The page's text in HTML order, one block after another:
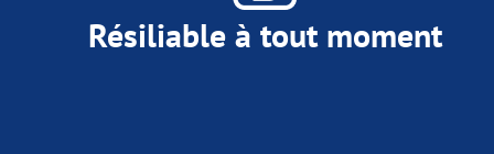
Résiliable à tout moment